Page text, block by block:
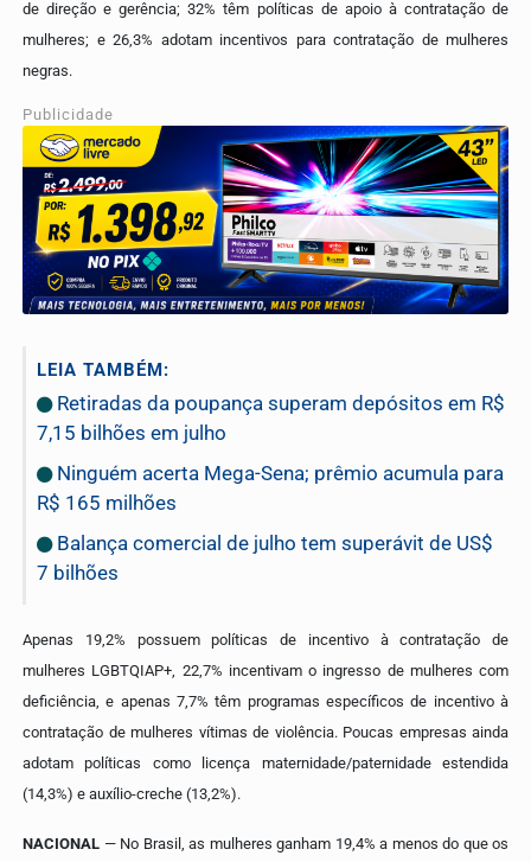
de direção e gerência; 32% têm políticas de apoio à contratação de
mulheres; e 26,3% adotam incentivos para contratação de mulheres
negras.
Publicidade
LEIA TAMBÉM:
Retiradas da poupança superam depósitos em R$
7,15 bilhões em julho
Ninguém acerta Mega-Sena; prêmio acumula para
R$ 165 milhões
Balança comercial de julho tem superávit de US$
7 bilhões
Apenas 19,2% possuem políticas de incentivo à contratação de
mulheres LGBTQIAP+, 22,7% incentivam o ingresso de mulheres com
deficiência, e apenas 7,7% têm programas específicos de incentivo à
contratação de mulheres vítimas de violência. Poucas empresas ainda
adotam políticas como licença maternidade/paternidade estendida
(14,3%) e auxílio-creche (13,2%).
NACIONAL — No Brasil, as mulheres ganham 19,4% a menos do que os